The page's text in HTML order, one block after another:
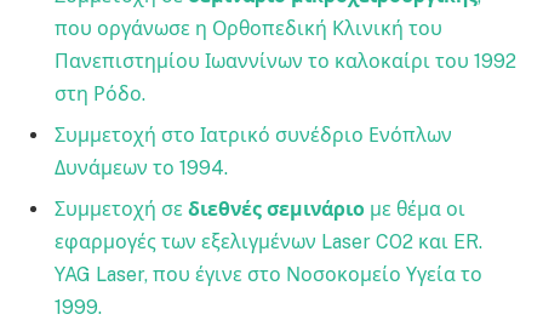
που οργάνωσε η Ορθοπεδική Κλινική του
Πανεπιστημίου Ιωαννίνων το καλοκαίρι του 1992
στη Ρόδο.
Συμμετοχή στο Ιατρικό συνέδριο Ενόπλων
Δυνάμεων το 1994.
Συμμετοχή σε διεθνές σεμινάριο με θέμα οι
εφαρμογές των εξελιγμένων Laser CO2 και ER.
YAG Laser, που έγινε στο Νοσοκομείο Υγεία το
1999.